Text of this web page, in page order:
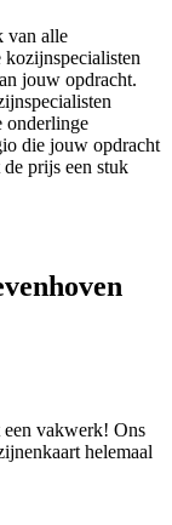
van alle
jouw opdracht.
onderlinge
die jouw opdracht
prijs een stuk
een vakwerk! Ons
helemaal